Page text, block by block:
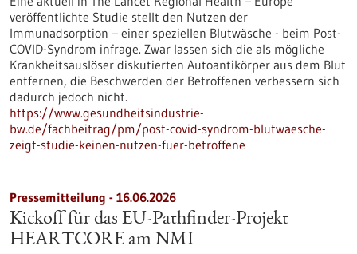
veröffentlichte Studie stellt den Nutzen der
Immunadsorption – einer speziellen Blutwäsche - beim Post-
COVID-Syndrom infrage. Zwar lassen sich die als mögliche
Krankheitsauslöser diskutierten Autoantikörper aus dem Blut
entfernen, die Beschwerden der Betroffenen verbessern sich
dadurch jedoch nicht.
https://www.gesundheitsindustrie-
bw.de/fachbeitrag/pm/post-covid-syndrom-blutwaesche-
zeigt-studie-keinen-nutzen-fuer-betroffene
Pressemitteilung - 16.06.2026
Kickoff für das EU-Pathfinder-Projekt
HEARTCORE am NMI